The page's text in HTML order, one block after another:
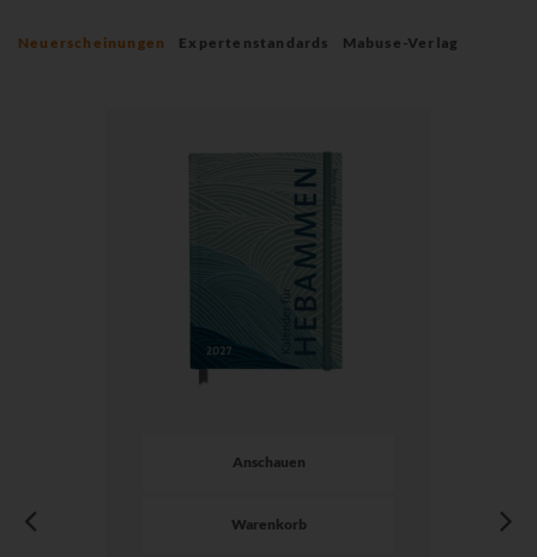
Neuerscheinungen Expertenstandards Mabuse-Verlag
Anschauen
Warenkorb